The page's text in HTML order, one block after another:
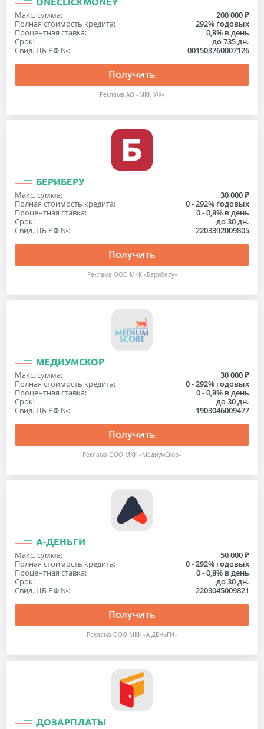
Макс. сумма:
200 000 ₽
Полная стоимость кредита:
292% годовых
Процентная ставка:
0,8% в день
Срок:
до 735 дн.
Свид. ЦБ РФ №:
001503760007126
Получить
Реклама АО «МКК УФ»
БЕРИБЕРУ
Макс. сумма:
30 000 ₽
Полная стоимость кредита:
0 - 292% годовых
Процентная ставка:
0 - 0,8% в день
Срок:
до 30 дн.
Свид. ЦБ РФ №:
2203392009805
Получить
Реклама ООО МКК «Бериберу»
МЕДИУМСКОР
Макс. сумма:
30 000 ₽
Полная стоимость кредита:
0 - 292% годовых
Процентная ставка:
0 - 0,8% в день
Срок:
до 30 дн.
Свид. ЦБ РФ №:
1903046009477
Получить
Реклама ООО МКК «МедиумСкор»
А-ДЕНЬГИ
Макс. сумма:
50 000 ₽
Полная стоимость кредита:
0 - 292% годовых
Процентная ставка:
0 - 0,8% в день
Срок:
до 30 дн.
Свид. ЦБ РФ №:
2203045009821
Получить
Реклама ООО МКК «А ДЕНЬГИ»
ДОЗАРПЛАТЫ